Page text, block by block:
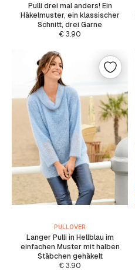
Pulli drei mal anders! Ein
Häkelmuster, ein klassischer
Schnitt, drei Garne
€3.90
PULLOVER
Langer Pulli in Hellblau im
einfachen Muster mit halben
Stäbchen gehäkelt
€3.90